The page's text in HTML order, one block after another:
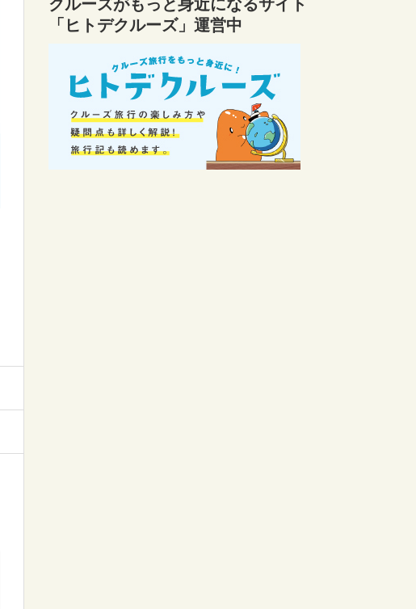
クルーズがもっと身近になるサイト
「ヒトデクルーズ」運営中